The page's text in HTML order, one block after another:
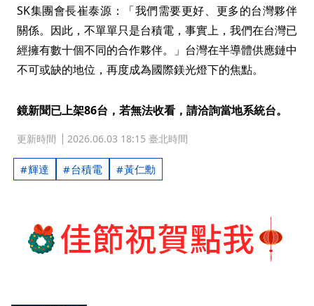
SK集團會長崔泰源：「我們需要更好、更多的台灣夥伴
關係。因此，不單單只是台積電，事實上，我們在台灣已
經擁有數十個不同的合作夥伴。」台灣在半導體供應鏈中
不可或缺的地位，再度成為國際鎂光燈下的焦點。
鏡新聞已上架86台，若無法收看，請洽詢當地系統台。
更新時間 2026.06.03 18:15 臺北時間
輝達 台積電 黃仁勳